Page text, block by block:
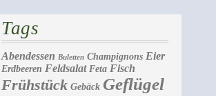
Tags
Abendessen Buletten Champignons Eier
Erdbeeren Feldsalat Feta Fisch
Frühstück Gebäck Geflügel